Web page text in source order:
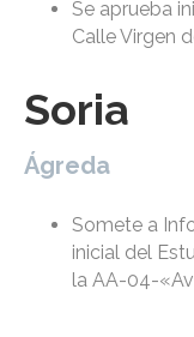
Se aprueba
Calle Virgen
Soria
Ágreda
Somete a
inicial del
la AA-04-